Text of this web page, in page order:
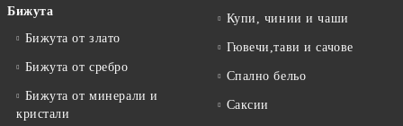
Бижута
Бижута от злато
Бижута от сребро
Бижута от минерали и
кристали
Купи, чинии и чаши
Гювечи,тави и сачове
Спално бельо
Саксии